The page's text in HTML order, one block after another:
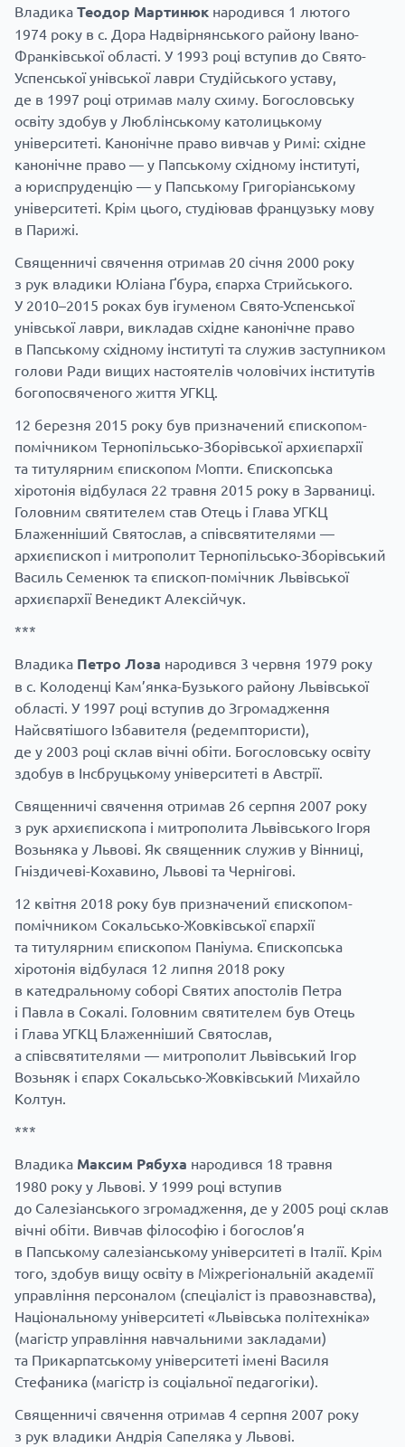
Владика Теодор Мартинюк народився 1 лютого
1974 року в с. Дора Надвірнянського району Івано-
Франківської області. У 1993 році вступив до Свято-
Успенської унівської лаври Студійського уставу,
де в 1997 році отримав малу схиму. Богословську
освіту здобув у Люблінському католицькому
університеті. Канонічне право вивчав у Римі: східне
канонічне право — у Папському східному інституті,
а юриспруденцію — у Папському Григоріанському
університеті. Крім цього, студіював французьку мову
в Парижі.
Священничі свячення отримав 20 січня 2000 року
з рук владики Юліана Ґбура, єпарха Стрийського.
У 2010–2015 роках був ігуменом Свято-Успенської
унівської лаври, викладав східне канонічне право
в Папському східному інституті та служив заступником
голови Ради вищих настоятелів чоловічих інститутів
богопосвяченого життя УГКЦ.
12 березня 2015 року був призначений єпископом-
помічником Тернопільсько-Зборівської архиєпархії
та титулярним єпископом Мопти. Єпископська
хіротонія відбулася 22 травня 2015 року в Зарваниці.
Головним святителем став Отець і Глава УГКЦ
Блаженніший Святослав, а співсвятителями —
архиєпископ і митрополит Тернопільсько-Зборівський
Василь Семенюк та єпископ-помічник Львівської
архиєпархії Венедикт Алексійчук.
***
Владика Петро Лоза народився 3 червня 1979 року
в с. Колоденці Кам’янка-Бузького району Львівської
області. У 1997 році вступив до Згромадження
Найсвятішого Ізбавителя (редемптористи),
де у 2003 році склав вічні обіти. Богословську освіту
здобув в Інсбруцькому університеті в Австрії.
Священничі свячення отримав 26 серпня 2007 року
з рук архиєпископа і митрополита Львівського Ігоря
Возьняка у Львові. Як священник служив у Вінниці,
Гніздичеві-Кохавино, Львові та Чернігові.
12 квітня 2018 року був призначений єпископом-
помічником Сокальсько-Жовківської єпархії
та титулярним єпископом Паніума. Єпископська
хіротонія відбулася 12 липня 2018 року
в катедральному соборі Святих апостолів Петра
і Павла в Сокалі. Головним святителем був Отець
і Глава УГКЦ Блаженніший Святослав,
а співсвятителями — митрополит Львівський Ігор
Возьняк і єпарх Сокальсько-Жовківський Михайло
Колтун.
***
Владика Максим Рябуха народився 18 травня
1980 року у Львові. У 1999 році вступив
до Салезіанського згромадження, де у 2005 році склав
вічні обіти. Вивчав філософію і богослов’я
в Папському салезіанському університеті в Італії. Крім
того, здобув вищу освіту в Міжрегіональній академії
управління персоналом (спеціаліст із правознавства),
Національному університеті «Львівська політехніка»
(магістр управління навчальними закладами)
та Прикарпатському університеті імені Василя
Стефаника (магістр із соціальної педагогіки).
Священничі свячення отримав 4 серпня 2007 року
з рук владики Андрія Сапеляка у Львові.